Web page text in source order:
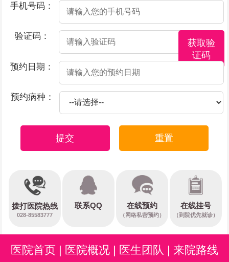
手机号码：
验证码：
获取验
证码
预约日期：
预约病种：
提交 重置
拨打医院热线
028-85583777
联系QQ 在线预约
（网络私密预约）
在线挂号
（到院优先就诊）
医院首页 | 医院概况 | 医生团队 | 来院路线